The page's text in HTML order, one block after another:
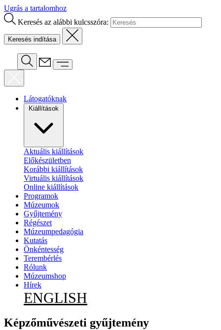
Ugrás a tartalomhoz
Keresés az alábbi kulcsszóra:
Látogatóknak
Kiállítások
Aktuális kiállítások
Előkészületben
Korábbi kiállítások
Virtuális kiállítások
Online kiállítások
Programok
Múzeumok
Gyűjtemény
Régészet
Múzeumpedagógia
Kutatás
Önkéntesség
Terembérlés
Rólunk
Múzeumshop
Hírek
ENGLISH
Képzőművészeti gyűjtemény